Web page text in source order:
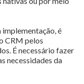
implementação, é
CRM pelos
É necessário fazer
necessidades da